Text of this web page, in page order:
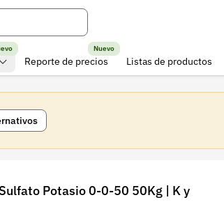
Reporte de precios
Nuevo
Listas de productos
Potasio 0-0-50 50Kg | K y